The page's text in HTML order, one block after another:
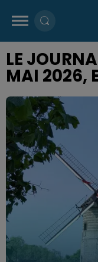
LE
MAI 2026,